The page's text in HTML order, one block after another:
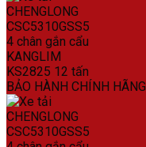
BẢO HÀNH CHÍNH HÃNG